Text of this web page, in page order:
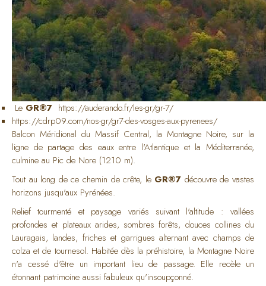
Le GR®7 https://auderando.fr/les-gr/gr-7/
https://cdrp09.com/nos-gr/gr7-des-vosges-aux-pyrenees/
Balcon Méridional du Massif Central, la Montagne Noire, sur la
ligne de partage des eaux entre l'Atlantique et la Méditerranée,
culmine au Pic de Nore (1210 m).
Tout au long de ce chemin de crête, le GR®7 découvre de vastes
horizons jusqu'aux Pyrénées.
Relief tourmenté et paysage variés suivant l'altitude : vallées
profondes et plateaux arides, sombres forêts, douces collines du
Lauragais, landes, friches et garrigues alternant avec champs de
colza et de tournesol. Habitée dès la préhistoire, la Montagne Noire
n'a cessé d'être un important lieu de passage. Elle recèle un
étonnant patrimoine aussi fabuleux qu'insoupçonné.